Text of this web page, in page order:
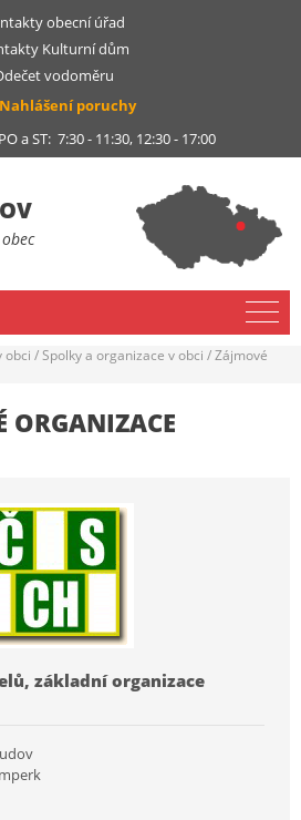
obecní úřad
Kulturní dům
vodoměru
Nahlášení poruchy
a ST: 7:30 - 11:30, 12:30 - 17:00
obci /Spolky a organizace v obci /Zájmové
ORGANIZACE
základní organizace